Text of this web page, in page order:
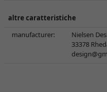
altre caratteristiche
manufacturer:
Nielsen
33378